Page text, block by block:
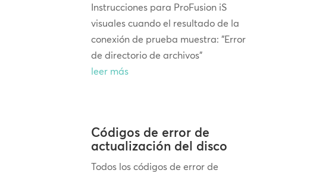
Instrucciones para ProFusion iS
visuales cuando el resultado de la
conexión de prueba muestra: "Error
de directorio de archivos"
leer más
Códigos de error de
actualización del disco
Todos los códigos de error de